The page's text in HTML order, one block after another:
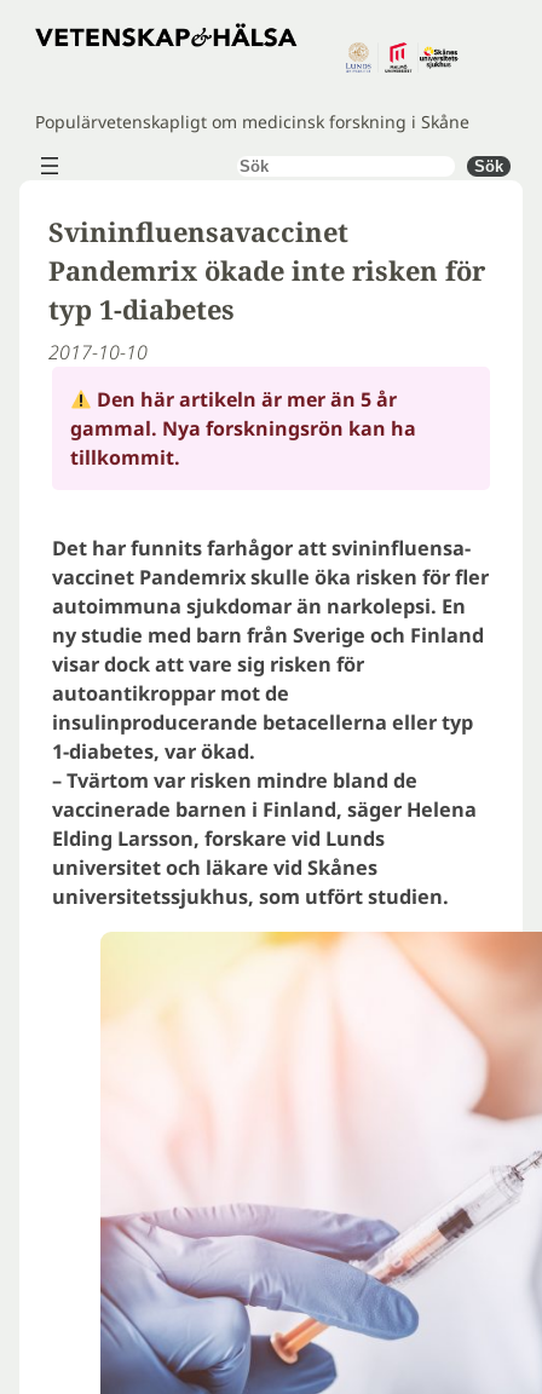
Hoppa
Populärvetenskapligt om medicinsk forskning i Skåne
Sök Sök
Svininfluensavaccinet
Pandemrix ökade inte risken för
typ 1-diabetes
2017-10-10
Den här artikeln är mer än 5 år
gammal. Nya forskningsrön kan ha
tillkommit.
Det har funnits farhågor att svininfluensa-
vaccinet Pandemrix skulle öka risken för fler
autoimmuna sjukdomar än narkolepsi. En
ny studie med barn från Sverige och Finland
visar dock att vare sig risken för
autoantikroppar mot de
insulinproducerande betacellerna eller typ
1-diabetes, var ökad.
– Tvärtom var risken mindre bland de
vaccinerade barnen i Finland, säger Helena
Elding Larsson, forskare vid Lunds
universitet och läkare vid Skånes
universitetssjukhus, som utfört studien.